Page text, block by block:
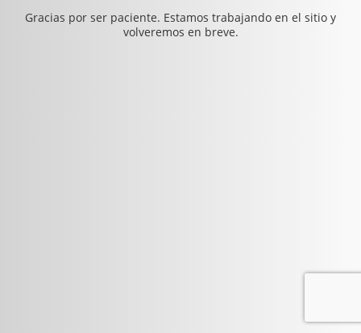
Gracias por ser paciente. Estamos trabajando en el sitio y
volveremos en breve.